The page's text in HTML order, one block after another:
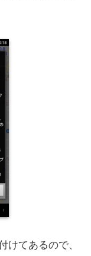
けてあるので、